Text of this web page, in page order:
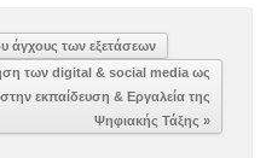
άγχους των εξετάσεων
των digital & social media ως
εκπαίδευση & Εργαλεία της
Ψηφιακής Τάξης »